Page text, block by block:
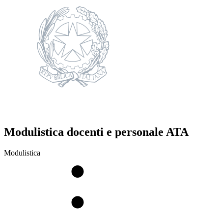
Modulistica docenti e personale ATA
Modulistica